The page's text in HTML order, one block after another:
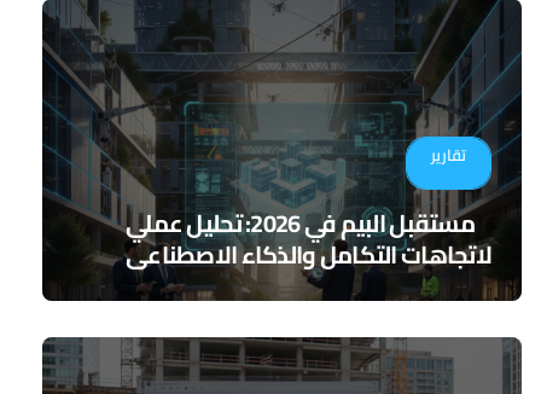
تقارير
مستقبل البيم في 2026: تحليل عملي
لاتجاهات التكامل والذكاء الاصطناعي